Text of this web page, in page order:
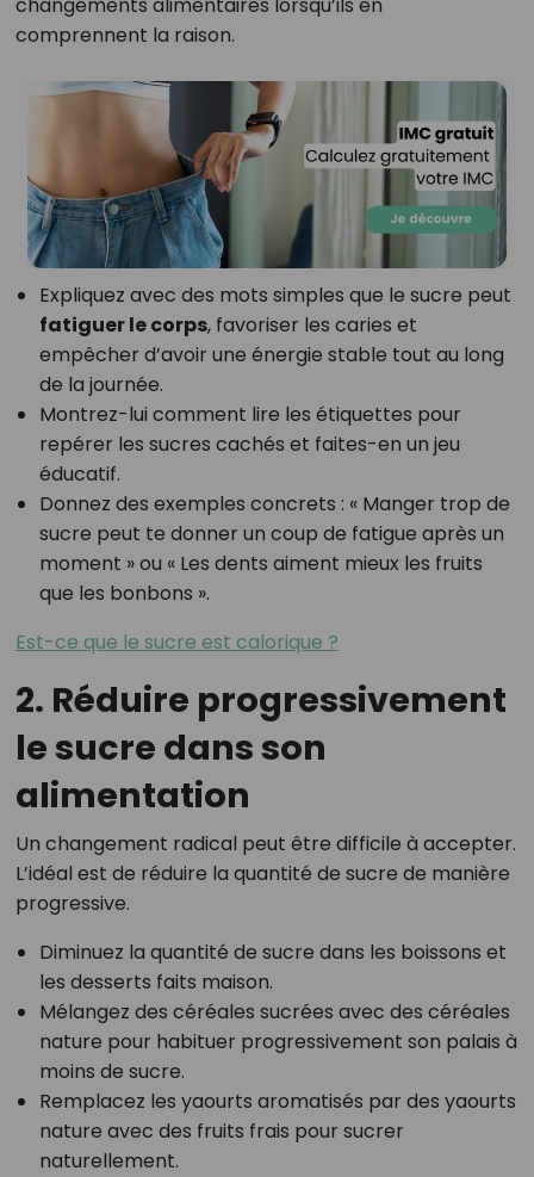
comprennent la raison.
Expliquez avec des mots simples que le sucre peut
fatiguer le corps, favoriser les caries et
empêcher d’avoir une énergie stable tout au long
de la journée.
Montrez-lui comment lire les étiquettes pour
repérer les sucres cachés et faites-en un jeu
éducatif.
Donnez des exemples concrets : « Manger trop de
sucre peut te donner un coup de fatigue après un
moment » ou « Les dents aiment mieux les fruits
que les bonbons ».
Est-ce que le sucre est calorique ?
2. Réduire progressivement
le sucre dans son
alimentation
Un changement radical peut être difficile à accepter.
L’idéal est de réduire la quantité de sucre de manière
progressive.
Diminuez la quantité de sucre dans les boissons et
les desserts faits maison.
Mélangez des céréales sucrées avec des céréales
nature pour habituer progressivement son palais à
moins de sucre.
Remplacez les yaourts aromatisés par des yaourts
nature avec des fruits frais pour sucrer
naturellement.